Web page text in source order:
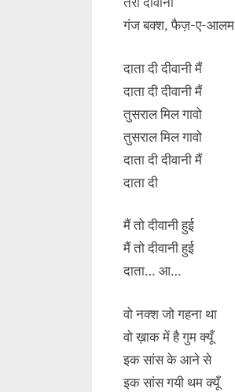
गंज बक्श, फैज़-ए-आलम
दाता दी दीवानी मैं
दाता दी दीवानी मैं
तुसराल मिल गावो
तुसराल मिल गावो
दाता दी दीवानी मैं
दाता दी
मैं तो दीवानी हुई
मैं तो दीवानी हुई
दाता… आ…
वो नक्श जो गहना था
वो ख़ाक में है गुम क्यूँ
इक सांस के आने से
इक सांस गयी थम क्यूँ